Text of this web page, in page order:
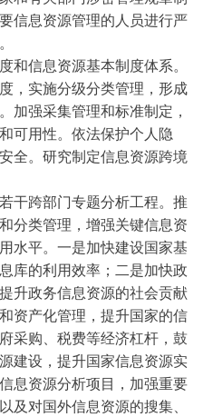
信息资源管理的人员进行严
和信息资源基本制度体系。
，实施分级分类管理，形成
加强采集管理和标准制定，
可用性。依法保护个人隐
全。研究制定信息资源跨境
干跨部门专题分析工程。推
分类管理，增强关键信息资
水平。一是加快建设国家基
库的利用效率；二是加快政
升政务信息资源的社会贡献
资产化管理，提升国家的信
采购、税费等经济杠杆，鼓
建设，提升国家信息资源实
息资源分析项目，加强重要
及对国外信息资源的搜集、